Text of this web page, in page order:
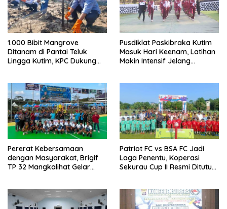
1.000 Bibit Mangrove
Ditanam di Pantai Teluk
Lingga Kutim, KPC Dukung
Pusdiklat Paskibraka Kutim
Masuk Hari Keenam, Latihan
Makin Intensif Jelang
Pererat Kebersamaan
dengan Masyarakat, Brigif
TP 32 Mangkalihat Gelar
Patriot FC vs BSA FC Jadi
Laga Penentu, Koperasi
Sekurau Cup II Resmi Ditutup